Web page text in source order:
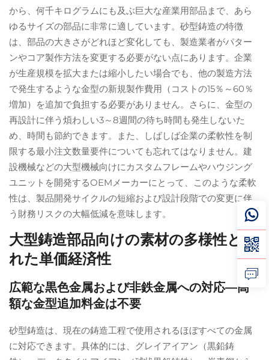
から、何千キログラムにも及ぶ巨大な産業用部品まで、あら
ゆるサイズの部品に非常に適しています。砂型鋳造の特徴
は、部品の大きさがどれほど変化しても、製造業者がパター
ンやコア製作方法を変更する必要がない点にあります。企業
が生産規模を拡大または縮小したい場合でも、他の製造方法
で発生するような金型の新規製作費用（コストの15％～60％
増加）を追加で負担する必要がありません。さらに、金型の
再設計に伴う煩わしい3～8週間の待ち時間も発生しないた
め、時間も節約できます。また、しばしば企業の柔軟性を制
限する最小注文数量要件についても忘れてはなりません。建
設機械などの大型機械向けにカスタムフレームやハウジング
ユニットを開発するOEMメーカーにとって、このような柔軟
性は、製品開発サイクルの短縮および設計段階での変更に伴
う財務リスクの大幅低減を意味します。
大型鋳造部品向けの素材の多様性と優
れた単価経済性
広範な黒色金属および非鉄金属への対応—高
額な金型追加料金は不要
砂型鋳造は、現在の鋳造工程で使用されるほぼすべての金属
に対応できます。具体的には、グレイアイアン（黒鉛鋳